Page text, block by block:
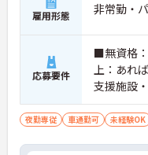
雇用形態 非常勤・
応募要件
■無資格
上：あれ
支援施設
あれば尚可
夜勤専従 車通勤可 未経験OK